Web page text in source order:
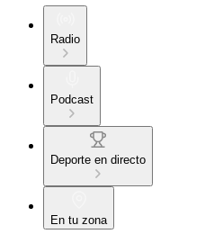
Radio
Podcast
Deporte en directo
En tu zona